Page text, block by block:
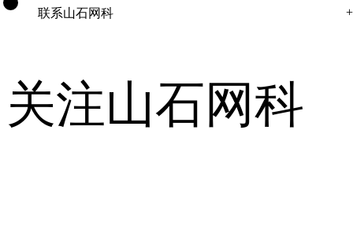
联系山石网科
关注山石网科